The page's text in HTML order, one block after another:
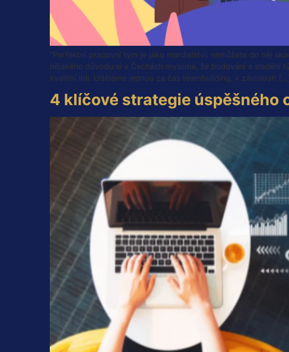
“Perfektní pracovní tým je jako manželství: nemůžete do něj
nějakého důvodu si v Čechách myslíme, že budování a
kvalitní lidi. Uděláme jednou za čas teambuilding, v závislosti
4 klíčové strategie úspěšného